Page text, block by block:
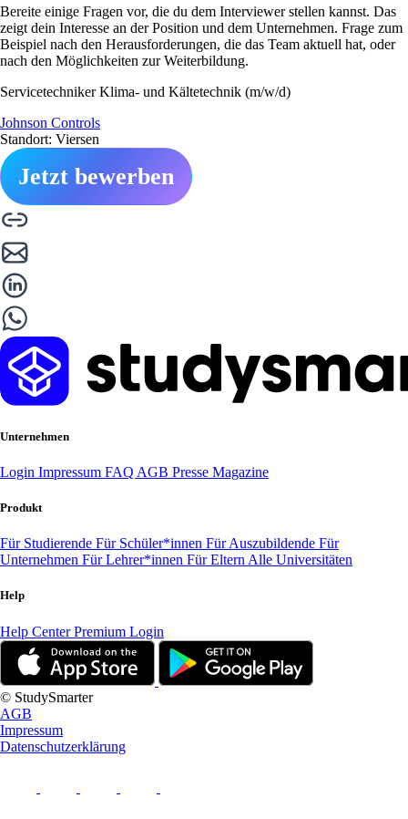
Bereite einige Fragen vor, die du dem Interviewer stellen kannst. Das
zeigt dein Interesse an der Position und dem Unternehmen. Frage zum
Beispiel nach den Herausforderungen, die das Team aktuell hat, oder
nach den Möglichkeiten zur Weiterbildung.
Servicetechniker Klima- und Kältetechnik (m/w/d)
Johnson Controls
Standort: Viersen
Jetzt bewerben
Unternehmen
Login Impressum FAQ AGB Presse Magazine
Produkt
Für Studierende Für Schüler*innen Für Auszubildende Für
Unternehmen Für Lehrer*innen Für Eltern Alle Universitäten
Help
Help CenterPremium Login
© StudySmarter
AGB
Impressum
Datenschutzerklärung